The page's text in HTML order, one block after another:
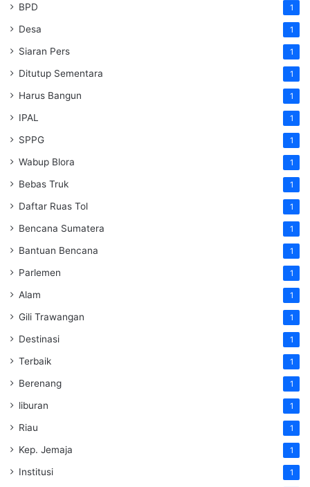
BPD 1
Desa 1
Siaran Pers 1
Ditutup Sementara 1
Harus Bangun 1
IPAL 1
SPPG 1
Wabup Blora 1
Bebas Truk 1
Daftar Ruas Tol 1
Bencana Sumatera 1
Bantuan Bencana 1
Parlemen 1
Alam 1
Gili Trawangan 1
Destinasi 1
Terbaik 1
Berenang 1
liburan 1
Riau 1
Kep. Jemaja 1
Institusi 1